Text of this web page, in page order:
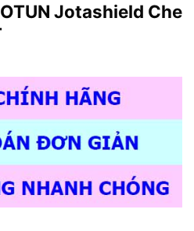
Jotashield Che